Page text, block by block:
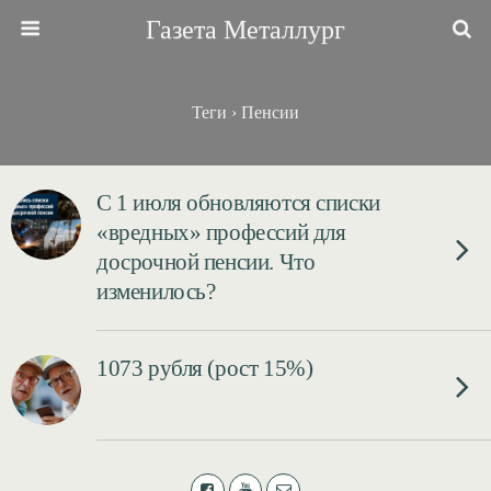
Газета Металлург
Теги › Пенсии
С 1 июля обновляются списки
«вредных» профессий для
досрочной пенсии. Что
изменилось?
1073 рубля (рост 15%)